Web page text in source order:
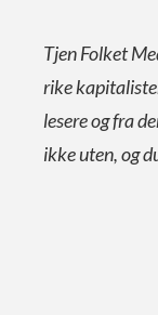
Tjen Folket
rike
lesere og fra
ikke uten, og